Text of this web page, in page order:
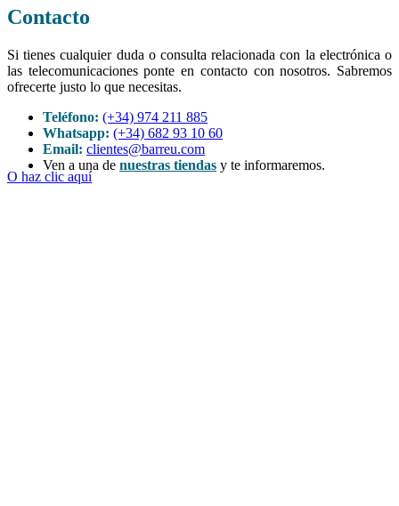
Contacto
Si tienes cualquier duda o consulta relacionada con la electrónica o
las telecomunicaciones ponte en contacto con nosotros. Sabremos
ofrecerte justo lo que necesitas.
Teléfono: (+34) 974 211 885
Whatsapp: (+34) 682 93 10 60
Email: clientes@barreu.com
Ven a una de nuestras tiendas y te informaremos.
O haz clic aquí